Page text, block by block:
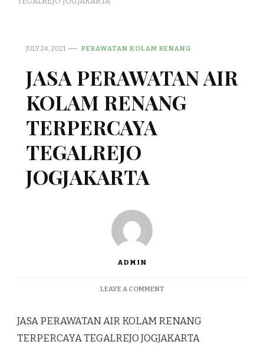
JULY 24, 2021 PERAWATAN KOLAM RENANG
JASA PERAWATAN AIR
KOLAM RENANG
TERPERCAYA
TEGALREJO
JOGJAKARTA
ADMIN
LEAVE A COMMENTON
AIR
KOLAM
JASA PERAWATAN AIR KOLAM RENANG
TERPERCAYA TEGALREJO JOGJAKARTA